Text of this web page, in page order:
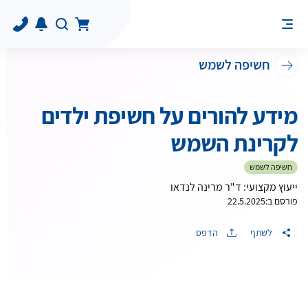
חשיפה לשמש
מידע להורים על חשיפת ילדים
לקרינת השמש
חשיפה לשמש
ייעוץ מקצועי: ד"ר מרינה לנדאו
פורסם ב:22.5.2025